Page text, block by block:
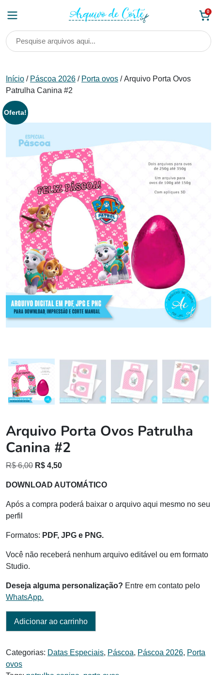
0
Início / Páscoa 2026 / Porta ovos / Arquivo Porta Ovos
Patrulha Canina #2
Oferta!
Arquivo Porta Ovos Patrulha
Canina #2
R$6,00 O
original
R$ 4,50O
atual
DOWNLOAD AUTOMÁTICO
Após a compra poderá baixar o arquivo aqui mesmo no seu
perfil
Formatos: PDF, JPG e PNG.
Você não receberá nenhum arquivo editável ou em formato
Studio.
Deseja alguma personalização? Entre em contato pelo
WhatsApp.
Adicionar ao carrinho
Categorias: Datas Especiais, Páscoa, Páscoa 2026, Porta
ovos